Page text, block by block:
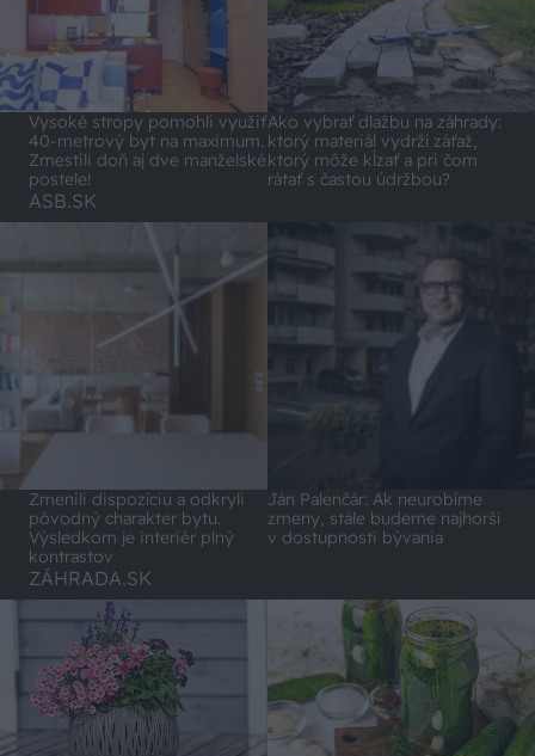
Vysoké stropy pomohli využiť
40-metrový byt na maximum.
Zmestili doň aj dve manželské
postele!
Ako vybrať dlažbu na záhrady:
ktorý materiál vydrží záťaž,
ktorý môže kĺzať a pri čom
rátať s častou údržbou?
ASB.SK
Zmenili dispozíciu a odkryli
pôvodný charakter bytu.
Výsledkom je interiér plný
kontrastov
Ján Palenčár: Ak neurobíme
zmeny, stále budeme najhorší
v dostupnosti bývania
ZÁHRADA.SK